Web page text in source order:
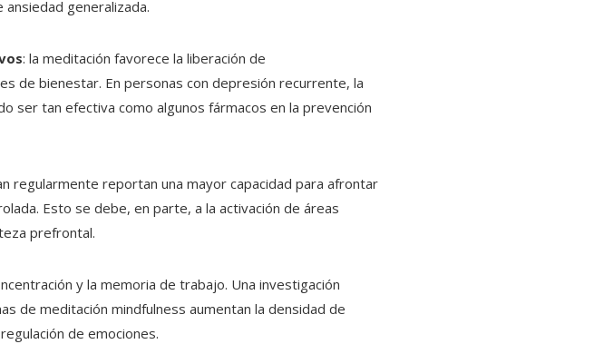
generalizada.
: la meditación favorece la liberación de
de bienestar. En personas con depresión recurrente, la
ser tan efectiva como algunos fármacos en la prevención
regularmente reportan una mayor capacidad para afrontar
Esto se debe, en parte, a la activación de áreas
prefrontal.
y la memoria de trabajo. Una investigación
de meditación mindfulness aumentan la densidad de
de emociones.